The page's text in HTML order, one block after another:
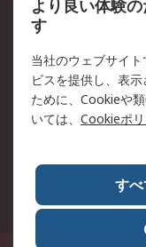
クッキーポリシー
RSについて
会社概要
プレスリリース＆
全世界のRS
ESGへの取り組み
より良い体験
す
当社のウェブサイ
ビスを提供し、表
ために、Cookieや
いては、 Cookieポ
す